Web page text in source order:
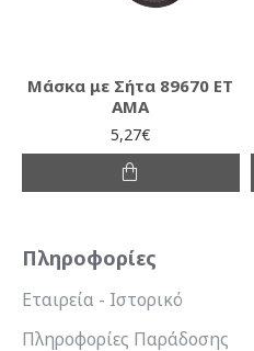
Μάσκα με Σήτα 89670 ET
AMA
5,27€
Πληροφορίες
Εταιρεία - Ιστορικό
Πληροφορίες Παράδοσης